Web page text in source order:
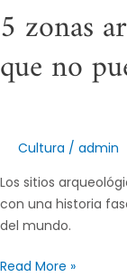
5 zonas
que no
Cultura / admin
Los sitios
con una historia
del mundo.
Read More »